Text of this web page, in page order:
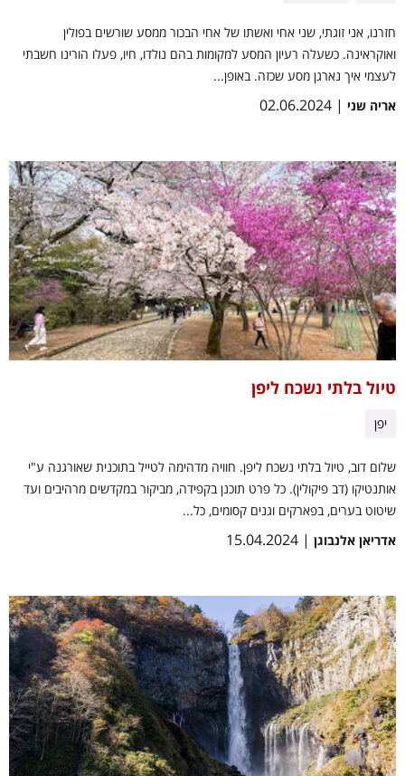
חזרנו, אני זוגתי, שני אחי ואשתו של אחי הבכור ממסע שורשים בפולין
ואוקראינה. כשעלה רעיון המסע למקומות בהם נולדו, חיו, פעלו הורינו חשבתי
לעצמי איך נארגן מסע שכזה. באופן...
אריה שני | 02.06.2024
טיול בלתי נשכח ליפן
יפן
שלום דוב, טיול בלתי נשכח ליפן. חוויה מדהימה לטייל בתוכנית שאורגנה ע"י
אותנטיקו (דב פיקולין). כל פרט תוכנן בקפידה, מביקור במקדשים מרהיבים ועד
שיטוט בערים, בפארקים וגנים קסומים, כל...
אדריאן אלנבוגן | 15.04.2024